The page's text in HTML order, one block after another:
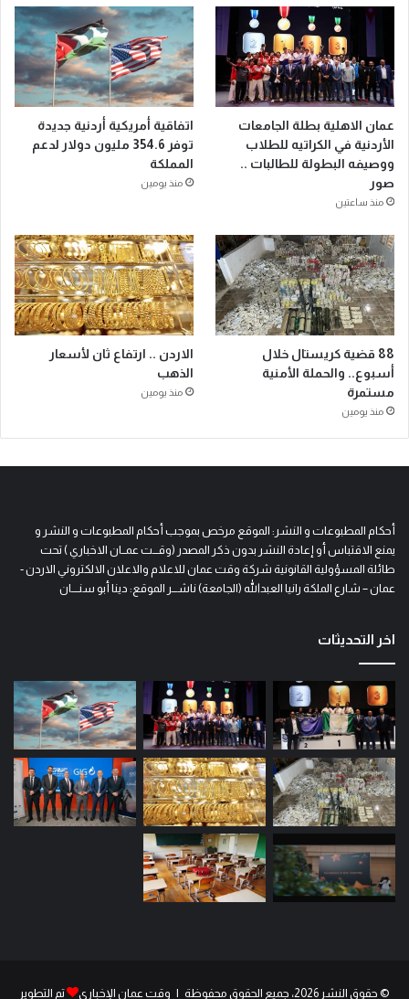
عمان الاهلية بطلة الجامعات
الأردنية في الكراتيه للطلاب
ووصيفه البطولة للطالبات ..
صور
منذ ساعتين
اتفاقية أمريكية أردنية جديدة
توفر 354.6 مليون دولار لدعم
المملكة
منذ يومين
88 قضية كريستال خلال
أسبوع.. والحملة الأمنية
مستمرة
منذ يومين
الاردن .. ارتفاع ثان لأسعار
الذهب
منذ يومين
أحكام المطبوعات و النشر: الموقع مرخص بموجب أحكام المطبوعات و النشر و
يمنع الاقتباس أو إعادة النشر بدون ذكر المصدر (وقـــت عمــان الاخباري ) تحت
طائلة المسؤولية القانونية شركة وقت عمان للاعلام والاعلان الالكتروني الاردن -
عمان – شارع الملكة رانيا العبدالله (الجامعة) ناشـــر الموقع: دينا أبو سنــــان
اخر التحديثات
© حقوق النشر 2026، جميع الحقوق محفوظة | وقت عمان الإخباري تم التطوير